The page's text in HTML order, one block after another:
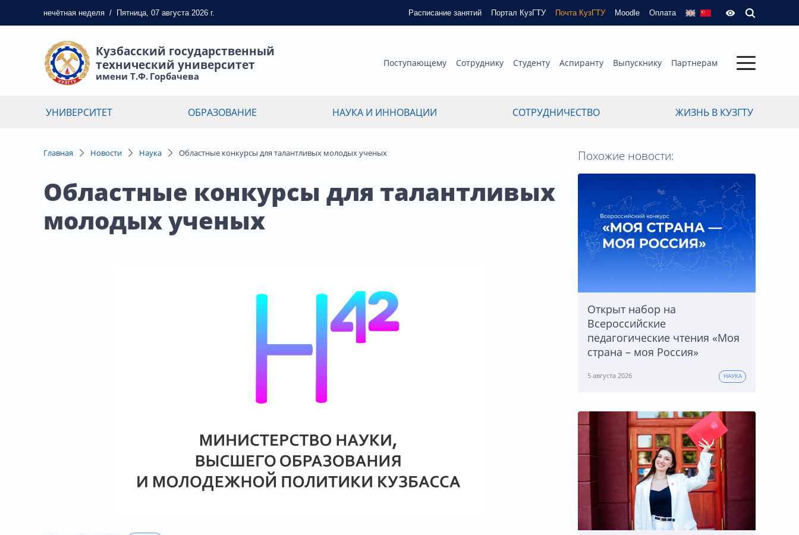
нечётная неделя / Пятница, 07 августа 2026 г. Расписание занятий Портал КузГТУ Почта КузГТУ Moodle Оплата
Кузбасский государственный
технический университет
имени Т.Ф. Горбачева
Поступающему Сотруднику Студенту Аспиранту Выпускнику Партнерам
УНИВЕРСИТЕТ ОБРАЗОВАНИЕ НАУКА И ИННОВАЦИИ СОТРУДНИЧЕСТВО ЖИЗНЬ В КУЗГТУ
Главная Новости Наука Областные конкурсы для талантливых молодых ученых
Областные конкурсы для талантливых
молодых ученых
Похожие новости:
Открыт набор на
Всероссийские
педагогические чтения «Моя
страна – моя Россия»
5 августа 2026 НАУКА